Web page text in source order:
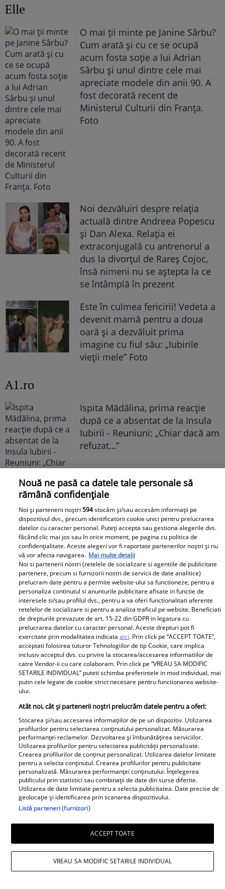
Elle
O mai ții minte pe Janine Sârbu?
Cum arată și cu ce se ocupă
acum fosta soție a lui Adrian
Sârbu și unul dintre cele mai
apreciate modele din anii 90. A
fost decorată recent de
Ministerul Culturii din Franța.
Foto
Noi dezvăluiri despre relația
actuală dintre Andreea Popescu
și Dan Alexa. Relația ei
extraconjugală cu antrenorul a
dus la divorțul de Rareș Cojoc,
însă nimeni nu se aștepta la ce
se întâmplă în prezent
Este în culmea fericirii! Vedeta a
devenit mamă pentru a doua
oară și a dezvăluit prima
imagine cu fiul său: „Iubirile
vieții mele” Foto
A1.ro
Ispita Mădălina, prima reacție
după ce a absentat de la Insula
Iubirii - Reuniuni: „Chiar dacă am
refuzat…”
O recunoști? Este una dintre cele mai
îndrăgite artiste din România, are 30 de
Nouă ne pasă ca datele tale personale să
rămână confidențiale
Noi și partenerii noștri594stocăm și/sau accesăm informații pe
dispozitivul dvs., precum identificatorii cookie unici pentru prelucrarea
datelor cu caracter personal. Puteți accepta sau gestiona alegerile dvs.
făcând clic mai jos sau în orice moment, pe pagina cu politica de
confidențialitate. Aceste alegeri vor fi raportate partenerilor noștri și nu
vă vor afecta navigarea. Mai multe detalii
Noi si partenerii nostri (retelele de socializare si agentiile de publicitate
partenere, precum si furnizorii nostri de servicii de date analitice)
prelucram date pentru a permite website-ului sa functioneze, pentru a
personaliza continutul si anunturile publicitare afisate in functie de
interesele si/sau profilul dvs., pentru a va oferi functionalitati aferente
retelelor de socializare si pentru a analiza traficul pe website. Beneficiati
de drepturile prevazute de art. 15-22 din GDPR in legatura cu
prelucrarea datelor cu caracter personal. Aceste drepturi pot fi
exercitate prin modalitatea indicataaici. Prin click pe “ACCEPT TOATE”,
acceptati folosirea tuturor Tehnologiilor de tip Cookie, care implica
inclusiv acceptul dvs. cu privire la stocarea/accesarea informatiilor de
catre Vendor-ii cu care colaboram. Prin click pe “VREAU SA MODIFIC
SETARILE INDIVIDUAL” puteti schimba preferintele in mod individual, mai
putin cele legate de cookie strict necesare pentru functionarea website-
ului.
Atât noi, cât și partenerii noștri prelucrăm datele pentru a oferi:
Stocarea și/sau accesarea informațiilor de pe un dispozitiv. Utilizarea
profilurilor pentru selectarea conținutului personalizat. Măsurarea
performanței reclamelor. Dezvoltarea și îmbunătățirea serviciilor.
Utilizarea profilurilor pentru selectarea publicității personalizate.
Crearea profilurilor de conținut personalizat. Utilizarea datelor limitate
pentru a selecta conținutul. Crearea profilurilor pentru publicitate
personalizată. Măsurarea performanței conținutului. Înțelegerea
publicului prin statistici sau combinații de date din surse diferite.
Utilizarea de date limitate pentru a selecta publicitatea. Date precise de
geolocație și identificarea prin scanarea dispozitivului.
Listă parteneri (furnizori)
ACCEPT TOATE
VREAU SA MODIFIC SETARILE INDIVIDUAL